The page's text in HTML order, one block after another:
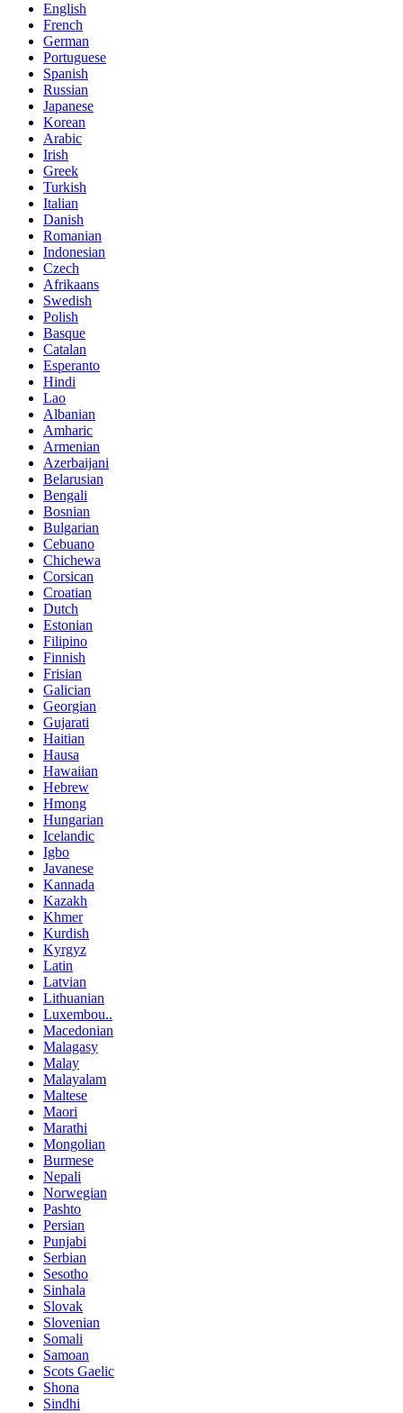
English
French
German
Portuguese
Spanish
Russian
Japanese
Korean
Arabic
Irish
Greek
Turkish
Italian
Danish
Romanian
Indonesian
Czech
Afrikaans
Swedish
Polish
Basque
Catalan
Esperanto
Hindi
Lao
Albanian
Amharic
Armenian
Azerbaijani
Belarusian
Bengali
Bosnian
Bulgarian
Cebuano
Chichewa
Corsican
Croatian
Dutch
Estonian
Filipino
Finnish
Frisian
Galician
Georgian
Gujarati
Haitian
Hausa
Hawaiian
Hebrew
Hmong
Hungarian
Icelandic
Igbo
Javanese
Kannada
Kazakh
Khmer
Kurdish
Kyrgyz
Latin
Latvian
Lithuanian
Luxembou..
Macedonian
Malagasy
Malay
Malayalam
Maltese
Maori
Marathi
Mongolian
Burmese
Nepali
Norwegian
Pashto
Persian
Punjabi
Serbian
Sesotho
Sinhala
Slovak
Slovenian
Somali
Samoan
Scots Gaelic
Shona
Sindhi